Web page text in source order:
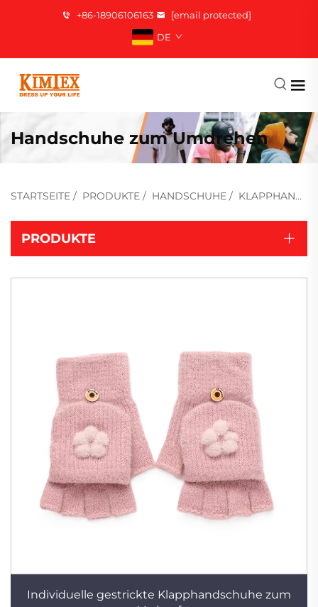
+86-18906106163
[email protected]
DE
Handschuhe zum Umdrehen
STARTSEITE / PRODUKTE / HANDSCHUHE / KLAPPHANDSCHUHE
PRODUKTE
Individuelle gestrickte Klapphandschuhe zum